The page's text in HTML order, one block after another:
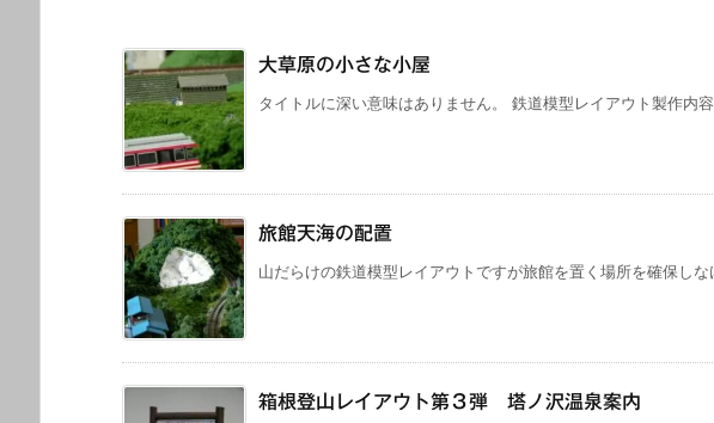
大草原の小さな小屋
タイトルに深い意味はありません。 鉄道模型レイアウト製作内
旅館天海の配置
山だらけの鉄道模型レイアウトですが旅館を置く場所を確保し
箱根登山レイアウト第３弾 塔ノ沢温泉案内